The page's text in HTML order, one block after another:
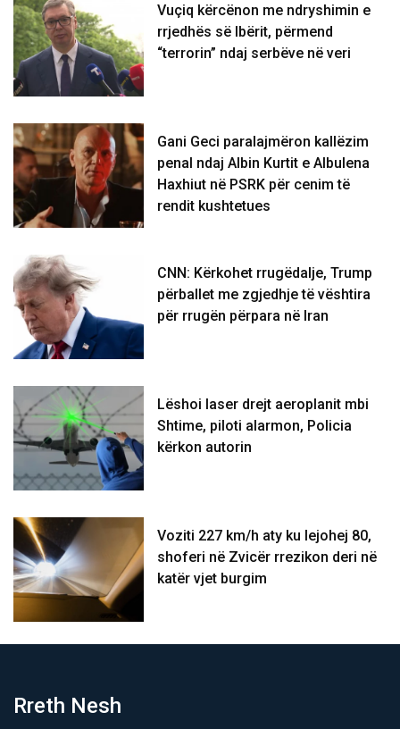
Vuçiq kërcënon me ndryshimin e
rrjedhës së Ibërit, përmend
“terrorin” ndaj serbëve në veri
Gani Geci paralajmëron kallëzim
penal ndaj Albin Kurtit e Albulena
Haxhiut në PSRK për cenim të
rendit kushtetues
CNN: Kërkohet rrugëdalje, Trump
përballet me zgjedhje të vështira
për rrugën përpara në Iran
Lëshoi laser drejt aeroplanit mbi
Shtime, piloti alarmon, Policia
kërkon autorin
Voziti 227 km/h aty ku lejohej 80,
shoferi në Zvicër rrezikon deri në
katër vjet burgim
Rreth Nesh